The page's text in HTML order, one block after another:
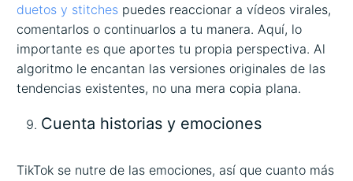
duetos y stitches puedes reaccionar a vídeos virales,
comentarlos o continuarlos a tu manera. Aquí, lo
importante es que aportes tu propia perspectiva. Al
algoritmo le encantan las versiones originales de las
tendencias existentes, no una mera copia plana.
Cuenta historias y emociones
TikTok se nutre de las emociones, así que cuanto más